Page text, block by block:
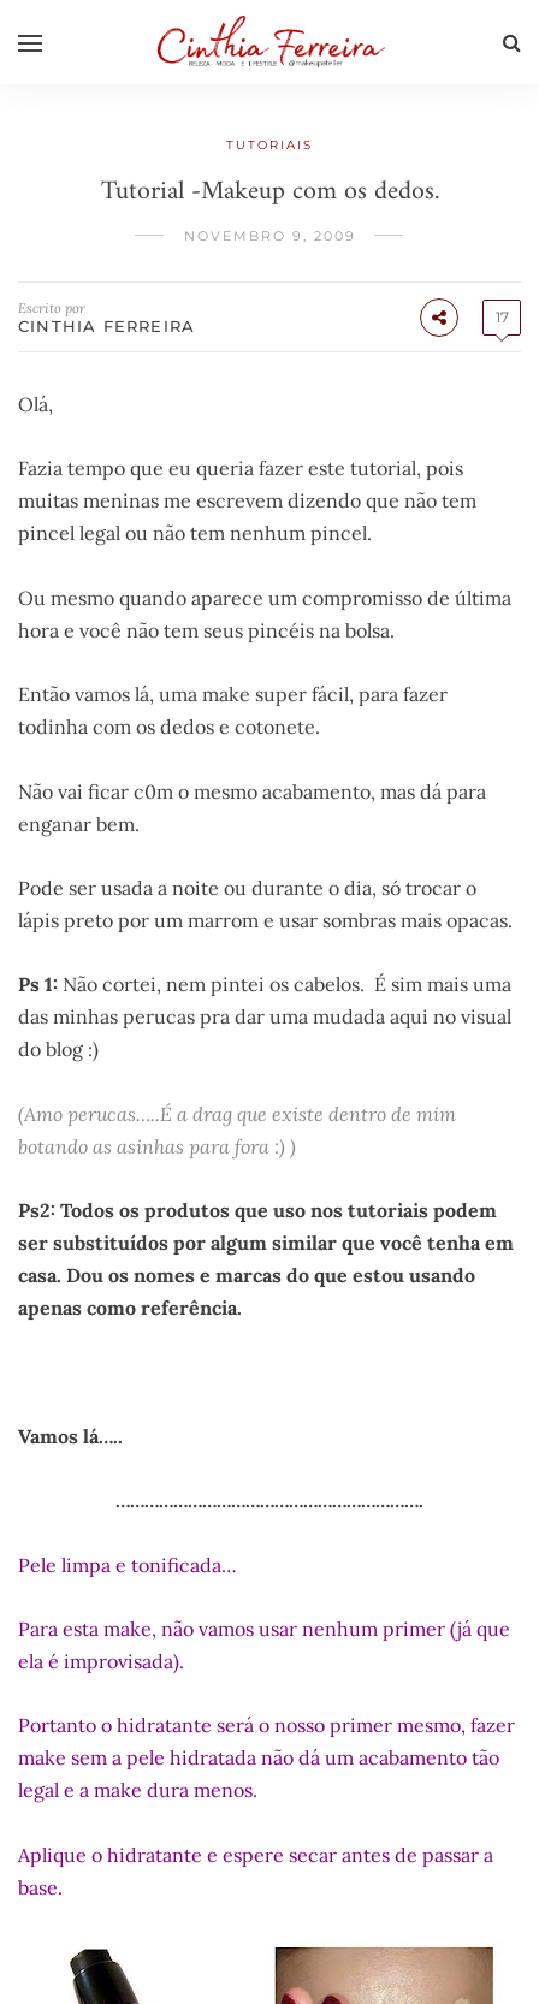
TUTORIAIS
Tutorial -Makeup com os dedos.
NOVEMBRO 9, 2009
Escrito por
CINTHIA FERREIRA 17
Olá,
Fazia tempo que eu queria fazer este tutorial, pois
muitas meninas me escrevem dizendo que não tem
pincel legal ou não tem nenhum pincel.
Ou mesmo quando aparece um compromisso de última
hora e você não tem seus pincéis na bolsa.
Então vamos lá, uma make super fácil, para fazer
todinha com os dedos e cotonete.
Não vai ficar c0m o mesmo acabamento, mas dá para
enganar bem.
Pode ser usada a noite ou durante o dia, só trocar o
lápis preto por um marrom e usar sombras mais opacas.
Ps 1: Não cortei, nem pintei os cabelos. É sim mais uma
das minhas perucas pra dar uma mudada aqui no visual
do blog :)
(Amo perucas…..É a drag que existe dentro de mim
botando as asinhas para fora :) )
Ps2: Todos os produtos que uso nos tutoriais podem
ser substituídos por algum similar que você tenha em
casa. Dou os nomes e marcas do que estou usando
apenas como referência.
Vamos lá…..
……………………………………………………….
Pele limpa e tonificada…
Para esta make, não vamos usar nenhum primer (já que
ela é improvisada).
Portanto o hidratante será o nosso primer mesmo, fazer
make sem a pele hidratada não dá um acabamento tão
legal e a make dura menos.
Aplique o hidratante e espere secar antes de passar a
base.